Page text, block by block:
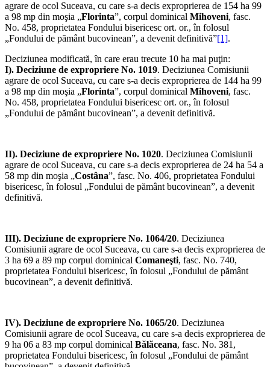
agrare de ocol Suceava, cu care s-a decis exproprierea de 154 ha 99
a 98 mp din moşia „Florinta”, corpul dominical Mihoveni, fasc.
No. 458, proprietatea Fondului bisericesc ort. or., în folosul
„Fondului de pământ bucovinean”, a devenit definitivă”[1].
Deciziunea modificată, în care erau trecute 10 ha mai puţin:
I). Deciziune de expropriere No. 1019. Deciziunea Comisiunii
agrare de ocol Suceava, cu care s-a decis exproprierea de 144 ha 99
a 98 mp din moşia „Florinta”, corpul dominical Mihoveni, fasc.
No. 458, proprietatea Fondului bisericesc ort. or., în folosul
„Fondului de pământ bucovinean”, a devenit definitivă.
II). Deciziune de expropriere No. 1020. Deciziunea Comisiunii
agrare de ocol Suceava, cu care s-a decis exproprierea de 24 ha 54 a
58 mp din moşia „Costâna”, fasc. No. 406, proprietatea Fondului
bisericesc, în folosul „Fondului de pământ bucovinean”, a devenit
definitivă.
III). Deciziune de expropriere No. 1064/20. Deciziunea
Comisiunii agrare de ocol Suceava, cu care s-a decis exproprierea de
3 ha 69 a 89 mp corpul dominical Comaneşti, fasc. No. 740,
proprietatea Fondului bisericesc, în folosul „Fondului de pământ
bucovinean”, a devenit definitivă.
IV). Deciziune de expropriere No. 1065/20. Deciziunea
Comisiunii agrare de ocol Suceava, cu care s-a decis exproprierea de
9 ha 06 a 83 mp corpul dominical Bălăceana, fasc. No. 381,
proprietatea Fondului bisericesc, în folosul „Fondului de pământ